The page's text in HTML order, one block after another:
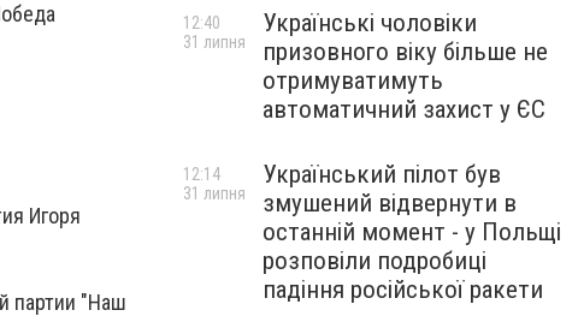
Игоря
партии "Наш
Українські чоловіки
призовного віку більше не
отримуватимуть
автоматичний захист у ЄС
12:40
31 липня
Український пілот був
змушений відвернути в
останній момент - у Польщі
розповіли подробиці
падіння російської ракети
12:14
31 липня